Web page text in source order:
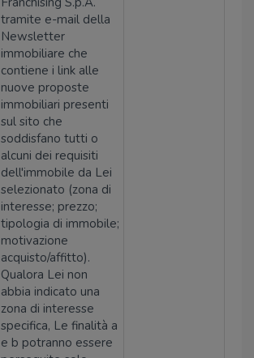
tramite e-mail della
Newsletter
immobiliare che
contiene i link alle
nuove proposte
immobiliari presenti
sul sito che
soddisfano tutti o
alcuni dei requisiti
dell'immobile da Lei
selezionato (zona di
interesse; prezzo;
tipologia di immobile;
motivazione
acquisto/affitto).
Qualora Lei non
abbia indicato una
zona di interesse
specifica, Le finalità a
e b potranno essere